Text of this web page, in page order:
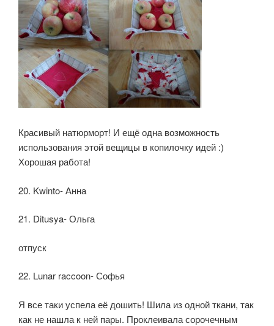
Красивый натюрморт! И ещё одна возможность
использования этой вещицы в копилочку идей :)
Хорошая работа!
20. Kwinto- Анна
21. Ditusya- Ольга
отпуск
22. Lunar raccoon- Софья
Я все таки успела её дошить! Шила из одной ткани, так
как не нашла к ней пары. Проклеивала сорочечным